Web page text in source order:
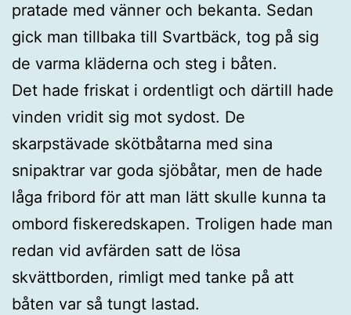
pratade med vänner och bekanta. Sedan
gick man tillbaka till Svartbäck, tog på sig
de varma kläderna och steg i båten.
Det hade friskat i ordentligt och därtill hade
vinden vridit sig mot sydost. De
skarpstävade skötbåtarna med sina
snipaktrar var goda sjöbåtar, men de hade
låga fribord för att man lätt skulle kunna ta
ombord fiskeredskapen. Troligen hade man
redan vid avfärden satt de lösa
skvättborden, rimligt med tanke på att
båten var så tungt lastad.